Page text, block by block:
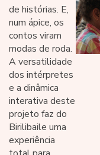
de histórias. E,
num ápice, os
contos viram
modas de roda.
A versatilidade
dos intérpretes
e a dinâmica
interativa deste
projeto faz do
Birilibaile uma
experiência